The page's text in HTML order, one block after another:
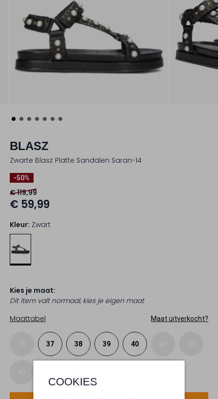
COOKIES
BLASZ
Zwarte Blasz Platte Sandalen Saran-14
-50%
€ 119,99
€ 59,99
Kleur: Zwart
Kies je maat:
Dit item valt normaal, kies je eigen maat
Maattabel
Maat uitverkocht?
37 38 39 40